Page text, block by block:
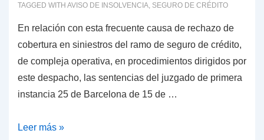
TAGGED WITH AVISO DE INSOLVENCIA, SEGURO DE CRÉDITO
En relación con esta frecuente causa de rechazo de
cobertura en siniestros del ramo de seguro de crédito,
de compleja operativa, en procedimientos dirigidos por
este despacho, las sentencias del juzgado de primera
instancia 25 de Barcelona de 15 de …
Seguro
Leer más »